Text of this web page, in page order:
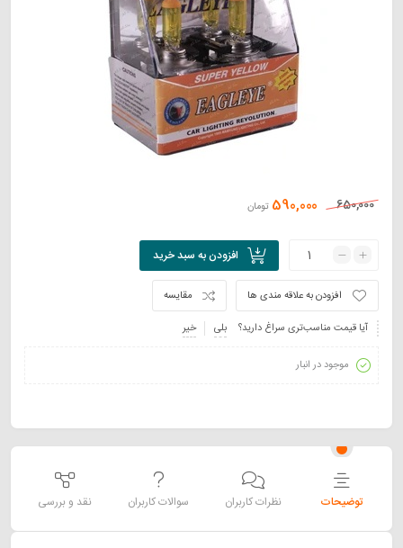
650,000
590,000 تومان
افزودن به سبد خرید
مقایسه
افزودن به علاقه مندی ها
آیا قیمت مناسب‌تری سراغ دارید؟
بلی خیر
موجود در انبار
توضیحات نظرات کاربران سوالات کاربران نقد و بررسی